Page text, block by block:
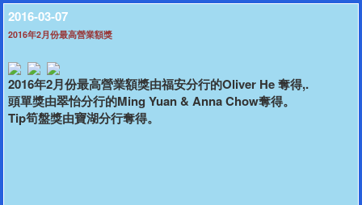
2016-03-07
2016年2月份最高營業額獎
2016年2月份最高營業額獎由福安分行的Oliver He 奪得,.
頭單獎由翠怡分行的Ming Yuan & Anna Chow奪得。
Tip筍盤獎由寶湖分行奪得。